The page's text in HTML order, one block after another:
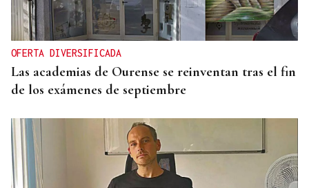
OFERTA DIVERSIFICADA
Las academias de Ourense se reinventan tras el fin
de los exámenes de septiembre